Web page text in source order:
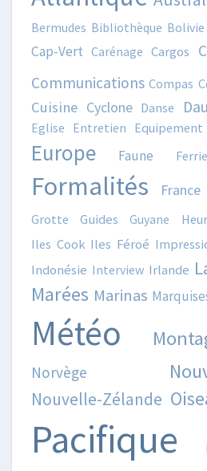
Bermudes Bibliothèque Bolivie
Cap-Vert Carénage Cargos
Communications Compas
Cuisine Cyclone Danse
Eglise Entretien Equipement
Europe Faune
Formalités France
Grotte Guides Guyane
Iles Cook Iles Féroé
Indonésie Interview Irlande
Marées Marinas
Météo
Norvège
Nouvelle-Zélande
Pacifique